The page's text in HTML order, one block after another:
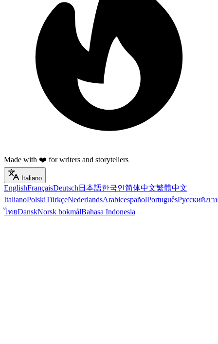
Made with ❤️ for writers and storytellers
Italiano
EnglishFrançaisDeutsch 日本語한국인简体中文繁體中文
ItalianoPolskiTürkçeNederlandsArabicespañolPortuguêsРусскийภา
ไทยDanskNorsk bokmålBahasa Indonesia